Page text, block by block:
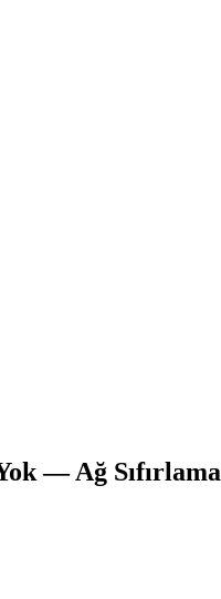
— Ağ Sıfırlama